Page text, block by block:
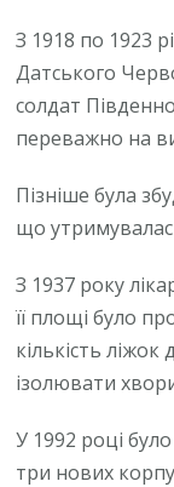
З 1918 по 1923
Датського
солдат
переважно на
Пізніше була
що
З 1937 року
її площі було
кількість
ізолювати
У 1992 році
три нових